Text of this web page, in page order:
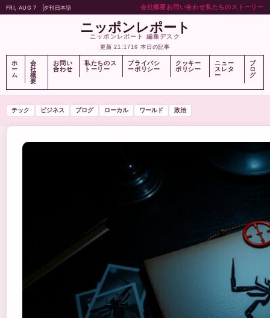
FRI, AUG 7 夕刊日本語 会社概要お問い合わせ私たちのストーリー
ニッポンレポート
ニッポンレポート 編集デスク
更新 21:1716 本日の記事
ホ
ー
ム
会
社
概
要
お問い
合わせ
私たちのス
トーリー
プライバシ
ーポリシー
クッキー
ポリシー
ニュー
スレタ
ー
ブ
ロ
グ
テック ビジネス ブログ ローカル ワールド 政治